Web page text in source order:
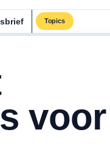
Topics
voor